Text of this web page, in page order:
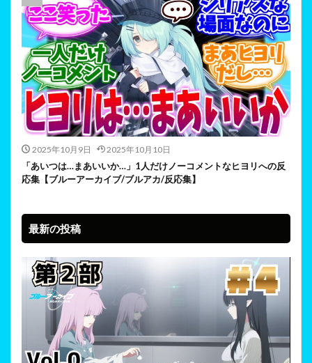
2025年10月9日 2025年10月10日
「あいつは…まあいいか…」1人だけノーコメントなヒヨリへの反
応集【ブルーアーカイブ/ブルアカ/反応集】
最新の投稿